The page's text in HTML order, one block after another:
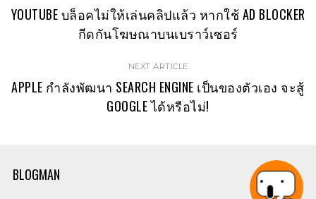
YOUTUBE บล็อคไม่ให้เล่นคลิปแล้ว หากใช้ AD BLOCKER
กีดกันโฆษณาบนเบราว์เซอร์
NEXT ARTICLE
APPLE กำลังพัฒนา SEARCH ENGINE เป็นของตัวเอง จะสู้
GOOGLE ได้หรือไม่!
BLOGMAN